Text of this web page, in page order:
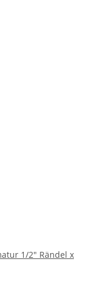
1/2" Rändel x